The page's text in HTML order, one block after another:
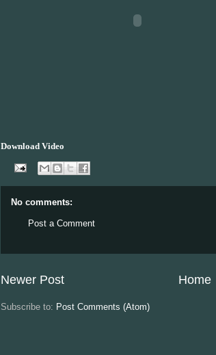
Download Video
No comments:
Post a Comment
Newer Post Home
Subscribe to: Post Comments (Atom)